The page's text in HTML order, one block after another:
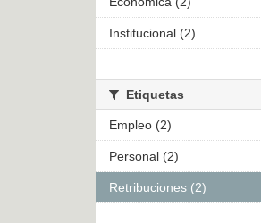
Institucional (2)
Etiquetas
Empleo (2)
Personal (2)
Retribuciones (2)